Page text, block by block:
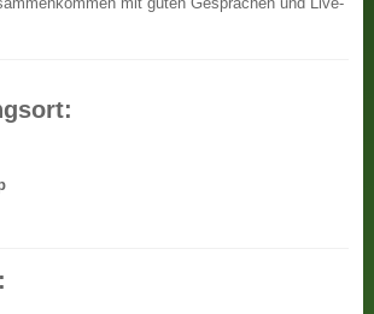
mit guten Gesprächen und Live-